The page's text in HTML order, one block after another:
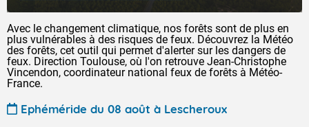
Avec le changement climatique, nos forêts sont de plus en
plus vulnérables à des risques de feux. Découvrez la Météo
des forêts, cet outil qui permet d'alerter sur les dangers de
feux. Direction Toulouse, où l'on retrouve Jean-Christophe
Vincendon, coordinateur national feux de forêts à Météo-
France.
Ephéméride du 08 août à Lescheroux